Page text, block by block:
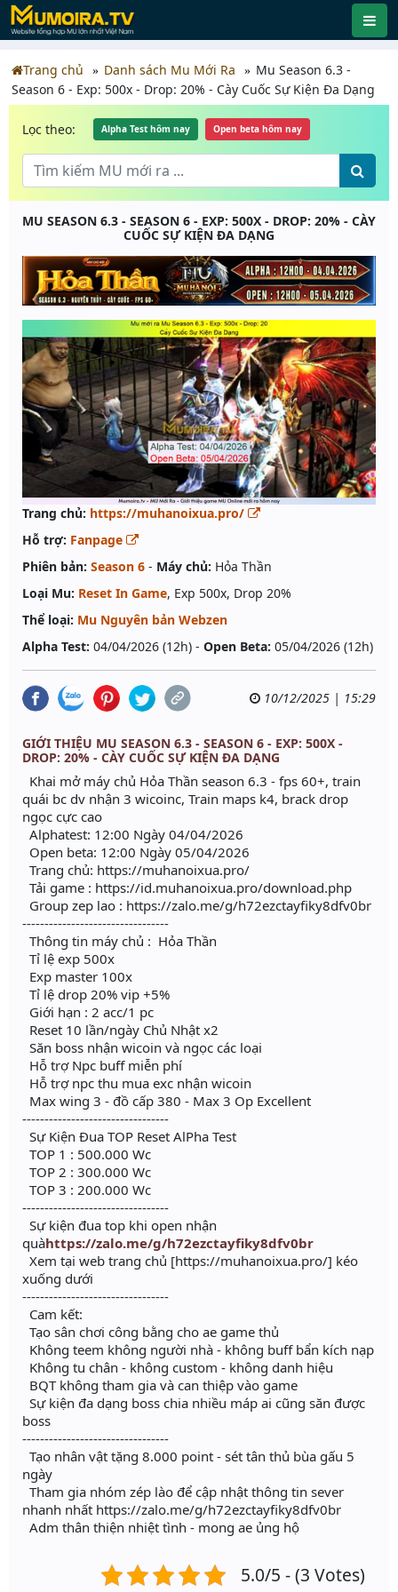
Trang chủ Danh sách Mu Mới Ra
Mu Season 6.3 -
Season 6 - Exp: 500x - Drop: 20% - Cày Cuốc Sự Kiện Đa Dạng
Lọc theo: Alpha Test hôm nay Open beta hôm nay
MU SEASON 6.3 - SEASON 6 - EXP: 500X - DROP: 20% - CÀY
CUỐC SỰ KIỆN ĐA DẠNG
Trang chủ: https://muhanoixua.pro/
Hỗ trợ: Fanpage
Phiên bản: Season 6 - Máy chủ: Hỏa Thần
Loại Mu: Reset In Game, Exp 500x, Drop 20%
Thể loại: Mu Nguyên bản Webzen
Alpha Test: 04/04/2026 (12h) - Open Beta: 05/04/2026 (12h)
10/12/2025 | 15:29
GIỚI THIỆU MU SEASON 6.3 - SEASON 6 - EXP: 500X -
DROP: 20% - CÀY CUỐC SỰ KIỆN ĐA DẠNG
Khai mở máy chủ Hỏa Thần season 6.3 - fps 60+, train
quái bc dv nhận 3 wicoinc, Train maps k4, brack drop
ngọc cực cao
Alphatest: 12:00 Ngày 04/04/2026
Open beta: 12:00 Ngày 05/04/2026
Trang chủ: https://muhanoixua.pro/
Tải game : https://id.muhanoixua.pro/download.php
Group zep lao : https://zalo.me/g/h72ezctayfiky8dfv0br
---------------------------------
Thông tin máy chủ : Hỏa Thần
Tỉ lệ exp 500x
Exp master 100x
Tỉ lệ drop 20% vip +5%
Giới hạn : 2 acc/1 pc
Reset 10 lần/ngày Chủ Nhật x2
Săn boss nhận wicoin và ngọc các loại
Hỗ trợ Npc buff miễn phí
Hỗ trợ npc thu mua exc nhận wicoin
Max wing 3 - đồ cấp 380 - Max 3 Op Excellent
---------------------------------
Sự Kiện Đua TOP Reset AlPha Test
TOP 1 : 500.000 Wc
TOP 2 : 300.000 Wc
TOP 3 : 200.000 Wc
---------------------------------
Sự kiện đua top khi open nhận
quàhttps://zalo.me/g/h72ezctayfiky8dfv0br
Xem tại web trang chủ [https://muhanoixua.pro/] kéo
xuống dưới
---------------------------------
Cam kết:
Tạo sân chơi công bằng cho ae game thủ
Không teem không người nhà - không buff bẩn kích nạp
Không tu chân - không custom - không danh hiệu
BQT không tham gia và can thiệp vào game
Sự kiện đa dạng boss chia nhiều máp ai cũng săn được
boss
---------------------------------
Tạo nhân vật tặng 8.000 point - sét tân thủ bùa gấu 5
ngày
Tham gia nhóm zép lào để cập nhật thông tin sever
nhanh nhất https://zalo.me/g/h72ezctayfiky8dfv0br
Adm thân thiện nhiệt tình - mong ae ủng hộ
5.0/5 - (3 Votes)